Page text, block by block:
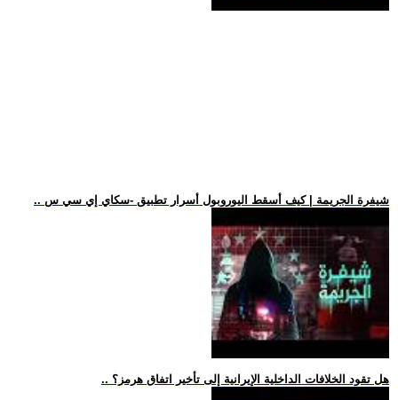
.. شيفرة الجريمة | كيف أسقط اليوروبول أسرار تطبيق -سكاي إي سي س
.. هل تقود الخلافات الداخلية الإيرانية إلى تأخير اتفاق هرمز؟